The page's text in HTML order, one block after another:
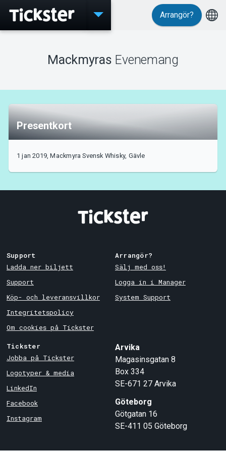
Evenemang
Support
Om Tickster
Arrangör?
Mackmyras Evenemang
Presentkort
1 jan 2019, Mackmyra Svensk Whisky, Gävle
Support
Ladda ner biljett
Support
Köp- och leveransvillkor
Integritetspolicy
Om cookies på Tickster
Arrangör?
Sälj med oss!
Logga in i Manager
System Support
Tickster
Jobba på Tickster
Logotyper & media
LinkedIn
Facebook
Instagram
Arvika
Magasinsgatan 8
Box 334
SE-671 27 Arvika
Göteborg
Götgatan 16
SE-411 05 Göteborg